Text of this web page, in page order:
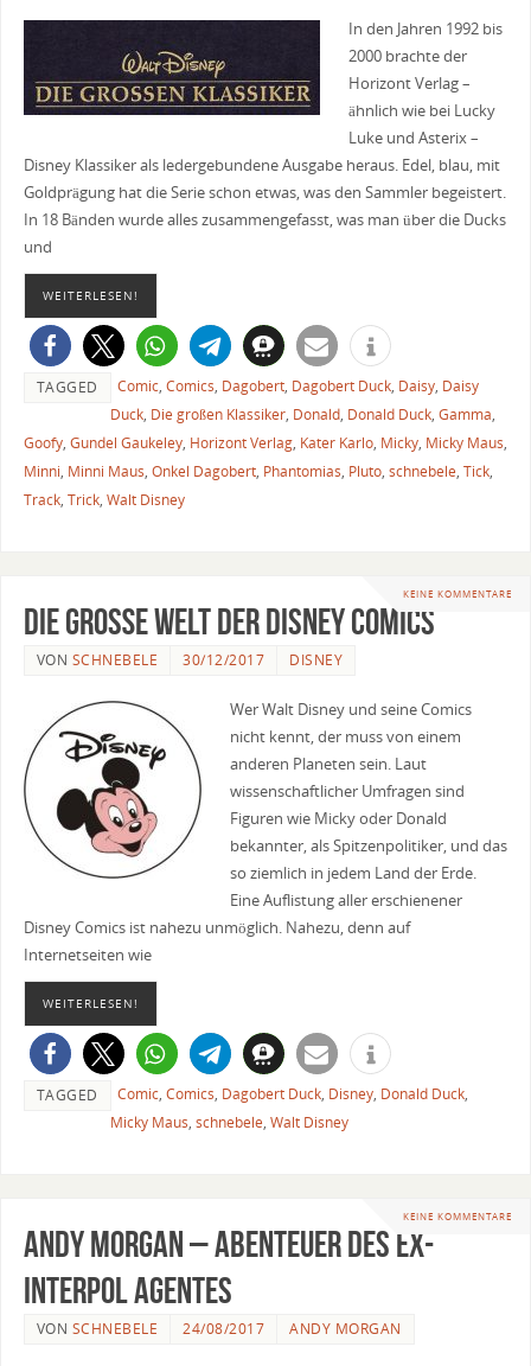
In den Jahren 1992 bis
2000 brachte der
Horizont Verlag –
ähnlich wie bei Lucky
Luke und Asterix –
Disney Klassiker als ledergebundene Ausgabe heraus. Edel, blau, mit
Goldprägung hat die Serie schon etwas, was den Sammler begeistert.
In 18 Bänden wurde alles zusammengefasst, was man über die Ducks
und
WEITERLESEN!
TAGGED Comic, Comics, Dagobert, Dagobert Duck, Daisy, Daisy
Duck, Die großen Klassiker, Donald, Donald Duck, Gamma,
Goofy, Gundel Gaukeley, Horizont Verlag, Kater Karlo, Micky, Micky Maus,
Minni, Minni Maus, Onkel Dagobert, Phantomias, Pluto, schnebele, Tick,
Track, Trick, Walt Disney
KEINE KOMMENTARE
Die große Welt der Disney Comics
VON SCHNEBELE 30/12/2017 DISNEY
Wer Walt Disney und seine Comics
nicht kennt, der muss von einem
anderen Planeten sein. Laut
wissenschaftlicher Umfragen sind
Figuren wie Micky oder Donald
bekannter, als Spitzenpolitiker, und das
so ziemlich in jedem Land der Erde.
Eine Auflistung aller erschienener
Disney Comics ist nahezu unmöglich. Nahezu, denn auf
Internetseiten wie
WEITERLESEN!
TAGGED Comic, Comics, Dagobert Duck, Disney, Donald Duck,
Micky Maus, schnebele, Walt Disney
KEINE KOMMENTARE
Andy Morgan – Abenteuer des ex-
Interpol Agentes
VON SCHNEBELE 24/08/2017 ANDY MORGAN